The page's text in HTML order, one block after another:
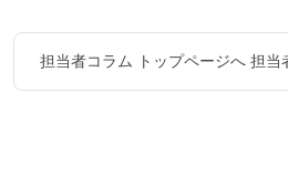
担当者コラム トップページへ 担当